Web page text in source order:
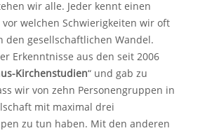
wir alle. Jeder kennt einen
vor welchen Schwierigkeiten wir oft
den gesellschaftlichen Wandel.
Erkenntnisse aus den seit 2006
Kirchenstudien“ und gab zu
wir von zehn Personengruppen in
mit maximal drei
zu tun haben. Mit den anderen